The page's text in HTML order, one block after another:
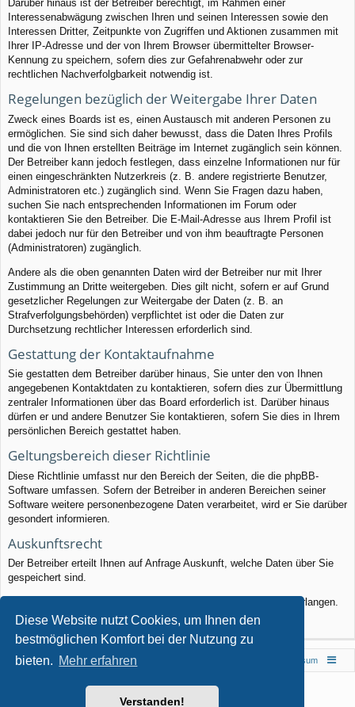
Diese Website nutzt Cookies, um Ihnen den
bestmöglichen Komfort bei der Nutzung zu
bieten. Mehr erfahren
Verstanden!
Darüber hinaus ist der Betreiber berechtigt, im Rahmen einer
Interessenabwägung zwischen Ihren und seinen Interessen sowie den
Interessen Dritter, Zeitpunkte von Zugriffen und Aktionen zusammen mit
Ihrer IP-Adresse und der von Ihrem Browser übermittelter Browser-
Kennung zu speichern, sofern dies zur Gefahrenabwehr oder zur
rechtlichen Nachverfolgbarkeit notwendig ist.
Regelungen bezüglich der Weitergabe Ihrer Daten
Zweck eines Boards ist es, einen Austausch mit anderen Personen zu
ermöglichen. Sie sind sich daher bewusst, dass die Daten Ihres Profils
und die von Ihnen erstellten Beiträge im Internet zugänglich sein können.
Der Betreiber kann jedoch festlegen, dass einzelne Informationen nur für
einen eingeschränkten Nutzerkreis (z. B. andere registrierte Benutzer,
Administratoren etc.) zugänglich sind. Wenn Sie Fragen dazu haben,
suchen Sie nach entsprechenden Informationen im Forum oder
kontaktieren Sie den Betreiber. Die E-Mail-Adresse aus Ihrem Profil ist
dabei jedoch nur für den Betreiber und von ihm beauftragte Personen
(Administratoren) zugänglich.
Andere als die oben genannten Daten wird der Betreiber nur mit Ihrer
Zustimmung an Dritte weitergeben. Dies gilt nicht, sofern er auf Grund
gesetzlicher Regelungen zur Weitergabe der Daten (z. B. an
Strafverfolgungsbehörden) verpflichtet ist oder die Daten zur
Durchsetzung rechtlicher Interessen erforderlich sind.
Gestattung der Kontaktaufnahme
Sie gestatten dem Betreiber darüber hinaus, Sie unter den von Ihnen
angegebenen Kontaktdaten zu kontaktieren, sofern dies zur Übermittlung
zentraler Informationen über das Board erforderlich ist. Darüber hinaus
dürfen er und andere Benutzer Sie kontaktieren, sofern Sie dies in Ihrem
persönlichen Bereich gestattet haben.
Geltungsbereich dieser Richtlinie
Diese Richtlinie umfasst nur den Bereich der Seiten, die die phpBB-
Software umfassen. Sofern der Betreiber in anderen Bereichen seiner
Software weitere personenbezogene Daten verarbeitet, wird er Sie darüber
gesondert informieren.
Auskunftsrecht
Der Betreiber erteilt Ihnen auf Anfrage Auskunft, welche Daten über Sie
gespeichert sind.
Sie können jederzeit die Löschung bzw. Sperrung Ihrer Daten verlangen.
Kontaktieren Sie hierzu bitte den Betreiber.
Foren-Übersicht Impressum
Powered byphpBB® Forum Software © phpBB Limited
Style vonArty- phpBB 3.3 von MrGaby